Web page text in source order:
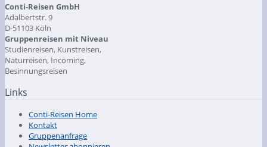
Conti-Reisen GmbH
Adalbertstr. 9
D-51103 Köln
Gruppenreisen mit Niveau
Studienreisen, Kunstreisen,
Naturreisen, Incoming,
Besinnungsreisen
Links
Conti-Reisen Home
Kontakt
Gruppenanfrage